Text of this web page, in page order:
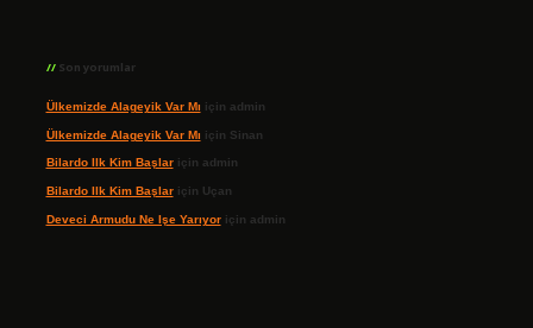
Son yorumlar
Ülkemizde Alageyik Var Mı için admin
Ülkemizde Alageyik Var Mı için Sinan
Bilardo Ilk Kim Başlariçin admin
Bilardo Ilk Kim Başlariçin Uçan
Deveci Armudu Ne Işe Yarıyoriçin admin